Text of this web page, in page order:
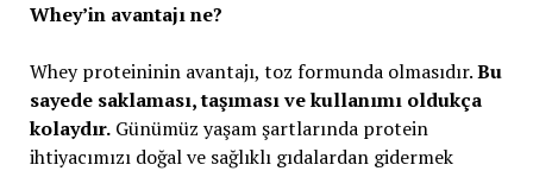
Whey’in avantajı ne?
Whey proteininin avantajı, toz formunda olmasıdır.Bu
sayede saklaması, taşıması ve kullanımı oldukça
kolaydır.Günümüz yaşam şartlarında protein
ihtiyacımızı doğal ve sağlıklı gıdalardan gidermek